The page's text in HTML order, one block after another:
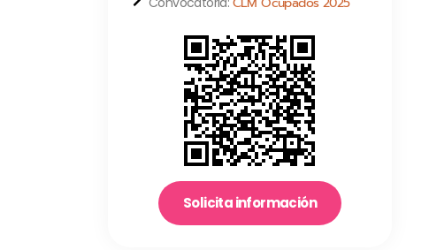
Solicita información